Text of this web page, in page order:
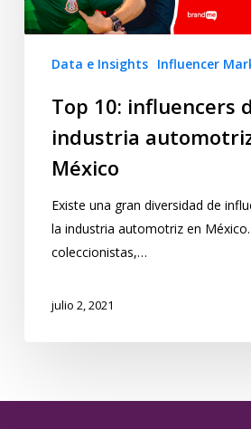
Data e Insights Influencer
Top 10: influencers
industria
México
Existe una gran diversidad de
la industria automotriz en
coleccionistas,…
julio 2, 2021